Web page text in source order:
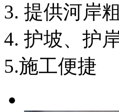
3. 提供河岸
4. 护坡、护
5.施工便捷